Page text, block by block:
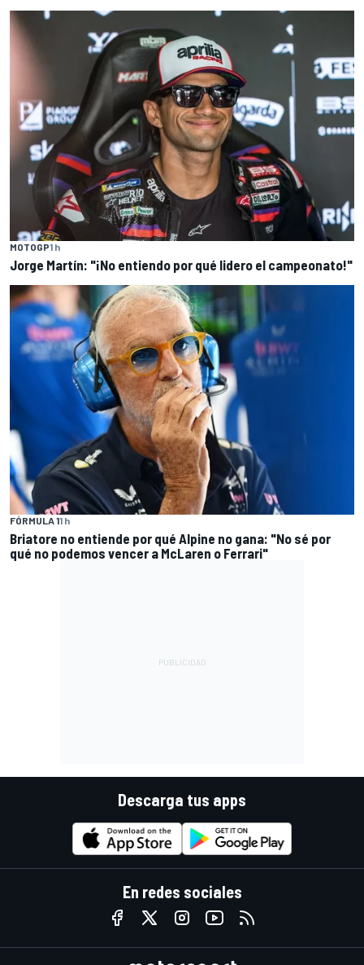
MOTOGP1 h
Jorge Martín: "¡No entiendo por qué lidero el campeonato!"
FÓRMULA 11 h
Briatore no entiende por qué Alpine no gana: "No sé por
qué no podemos vencer a McLaren o Ferrari"
Descarga tus apps
En redes sociales